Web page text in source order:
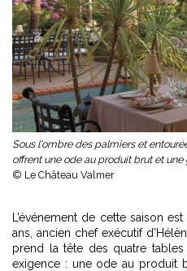
Sous l'ombre des palmiers et
offrent une ode au produit brut et
© Le Château Valmer
L’événement de cette saison
ans, ancien chef exécutif
prend la tête des quatre
exigence : une ode au produit